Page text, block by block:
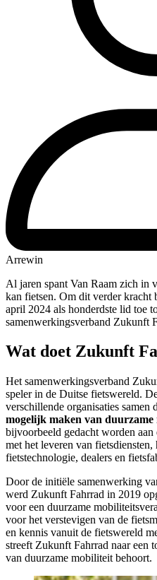
Arrewin
Al jaren spant Van Raam zich in
kan fietsen. Om dit verder kracht
april 2024 als honderdste lid toe
samenwerkingsverband Zukunft
Wat doet Zukunft
Het samenwerkingsverband
speler in de Duitse fietswereld.
verschillende organisaties
mogelijk maken van
bijvoorbeeld gedacht worden
met het leveren van fietsdiensten,
fietstechnologie, dealers en
Door de initiële samenwerking
werd Zukunft Fahrrad in 2019
voor een duurzame
voor het verstevigen van de
en kennis vanuit de fietswereld
streeft Zukunft Fahrrad naar een
van duurzame mobiliteit behoort.